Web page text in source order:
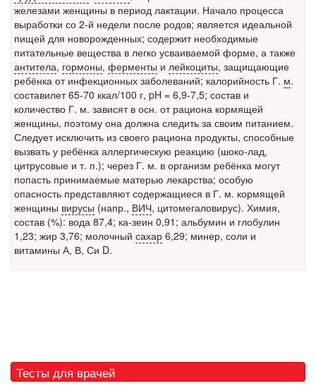
встрече с журналистами ведущих...
Местная анестезия развивает кардиотоксичность
Федеральная служба по
надзору в сфере
здравоохранения озвучила
тревожную статистику. Она
касаются увеличения риска
острой кардиотоксичности и
роста сопутствующих
осложнений от...
Закон о праве родителей находиться с детьми в
реанимации внесен в Госдуму
Соответствующий
бесплатно, в течении всего срока лечения...
железами женщины в период лактации. Начало процесса
выработки со 2-й недели после родов; является идеальной
пищей для новорожденных; содержит необходимые
питательные вещества в легко усваиваемой форме, а также
антитела, гормоны, ферменты и лейкоциты, защищающие
ребёнка от инфекционных заболеваний; калорийность Г. м.
составилет 65-70 ккал/100 г, pH = 6,9-7,5; состав и
количество Г. м. зависят в осн. от рациона кормящей
женщины, поэтому она должна следить за своим питанием.
Следует исключить из своего рациона продукты, способные
вызвать у ребёнка аллергическую реакцию (шоко-лад,
цитрусовые и т. п.); через Г. м. в организм ребёнка могут
попасть принимаемые матерью лекарства; особую
опасность представляют содержащиеся в Г. м. кормящей
женщины вирусы (напр., ВИЧ, цитомегаловирус). Химия,
состав (%): вода 87,4; ка-зеин 0,91; альбумин и глобулин
1,23; жир 3,76; молочный сахар 6,29; минер, соли и
витамины А, В, Си D.
Тесты для врачей